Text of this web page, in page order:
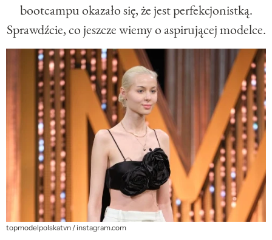
bootcampu okazało się, że jest perfekcjonistką.
Sprawdźcie, co jeszcze wiemy o aspirującej modelce.
topmodelpolskatvn / instagram.com